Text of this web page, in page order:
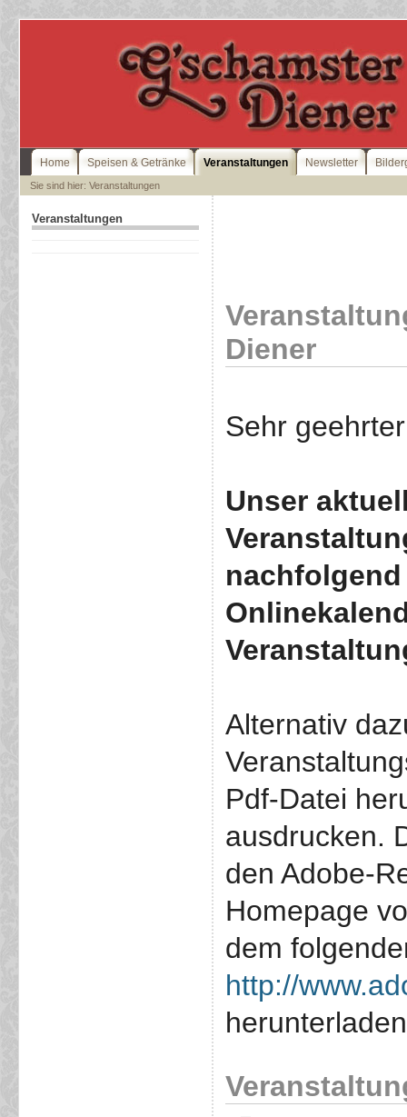
Home Speisen & Getränke Veranstaltungen Newsletter
Sie sind hier: Veranstaltungen
Veranstaltungen
Diener
Sehr
Unser
Alternativ
Pdf-Datei
ausdrucken.
den Adobe-
Homepage
dem
http://